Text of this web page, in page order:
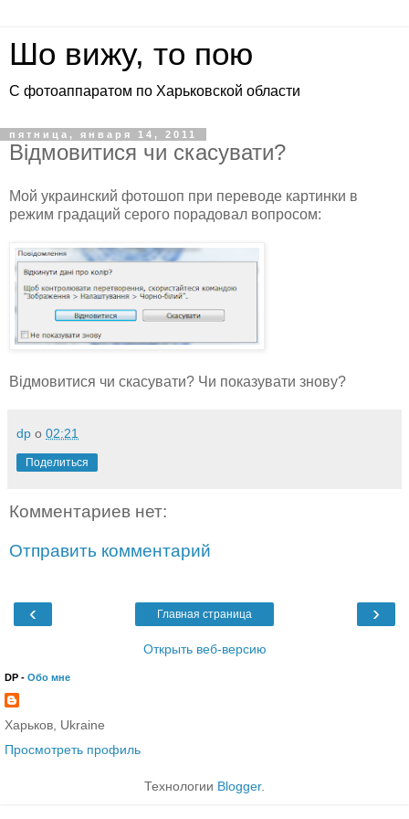
Шо вижу, то пою
С фотоаппаратом по Харьковской области
пятница, января 14, 2011
Вiдмовитися чи скасувати?
Мой украинский фотошоп при переводе картинки в
режим градаций серого порадовал вопросом:
Вiдмовитися чи скасувати? Чи показувати знову?
dp о 02:21
Поделиться
Комментариев нет:
Отправить комментарий
‹ ›
Главная страница
Открыть веб-версию
DP - Обо мне
Харьков, Ukraine
Просмотреть профиль
Технологии Blogger.